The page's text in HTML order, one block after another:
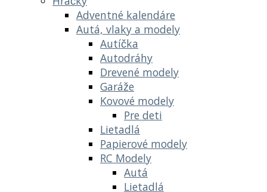
Adventné kalendáre
Autá, vlaky a modely
Autíčka
Autodráhy
Drevené modely
Garáže
Kovové modely
Pre deti
Lietadlá
Papierové modely
RC Modely
Autá
Lietadlá